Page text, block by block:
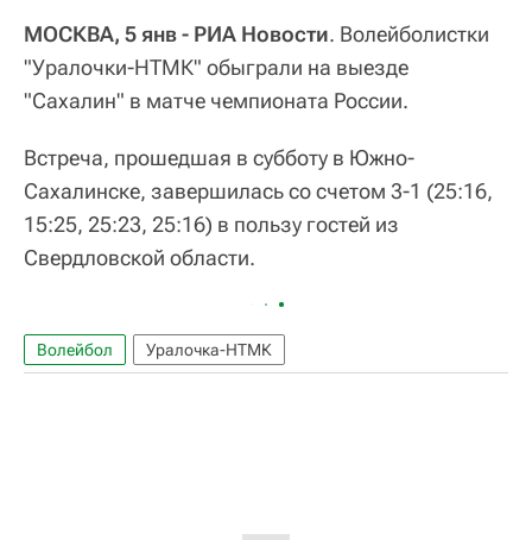
МОСКВА, 5 янв - РИА Новости. Волейболистки
"Уралочки-НТМК" обыграли на выезде
"Сахалин" в матче чемпионата России.
Встреча, прошедшая в субботу в Южно-
Сахалинске, завершилась со счетом 3-1 (25:16,
15:25, 25:23, 25:16) в пользу гостей из
Свердловской области.
Волейбол Уралочка-НТМК